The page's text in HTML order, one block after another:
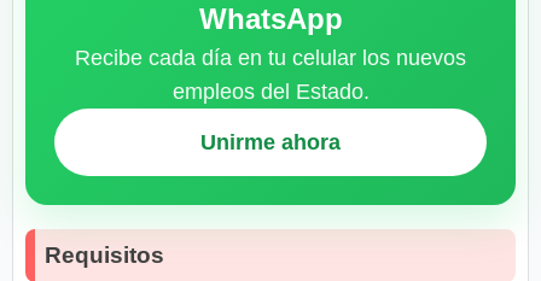
WhatsApp
Recibe cada día en tu celular los nuevos
empleos del Estado.
Unirme ahora
Requisitos